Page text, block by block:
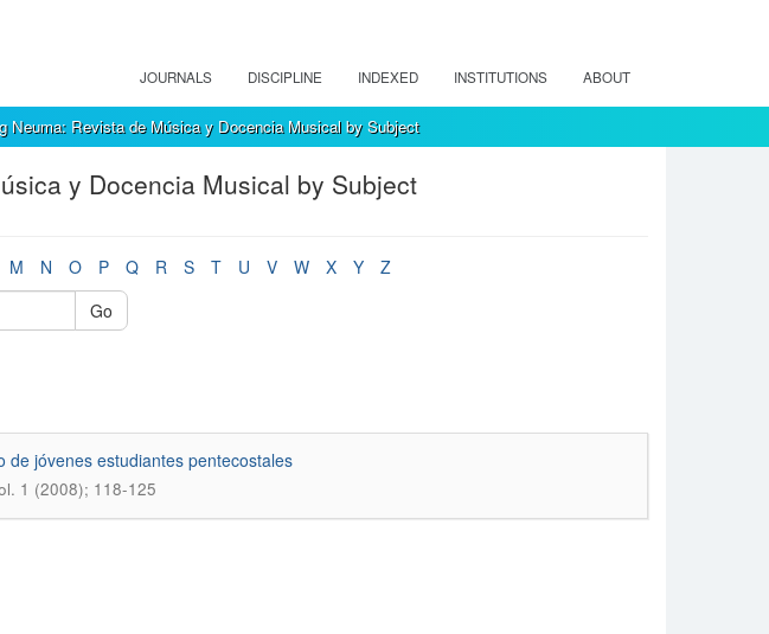
JOURNALS DISCIPLINE INDEXED INSTITUTIONS ABOUT
Neuma: Revista de Música y Docencia Musical by Subject
y Docencia Musical by Subject
M N O P Q R S T U V W X Y
Z
Go
de jóvenes estudiantes pentecostales
1 (2008); 118-125